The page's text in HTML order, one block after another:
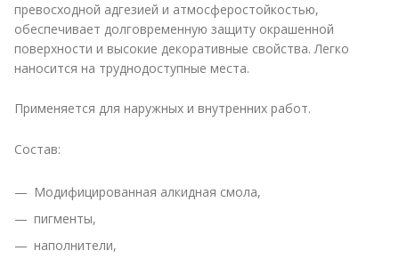
превосходной адгезией и атмосферостойкостью,
обеспечивает долговременную защиту окрашенной
поверхности и высокие декоративные свойства. Легко
наносится на труднодоступные места.
Применяется для наружных и внутренних работ.
Состав:
Модифицированная алкидная смола,
пигменты,
наполнители,